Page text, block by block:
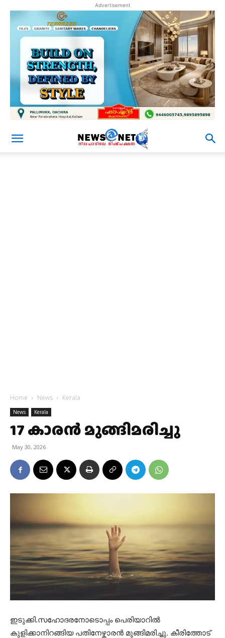
Advertisement
Home News Kerala
News Kerala
17 കാരൻ മുങ്ങിമരിച്ചു
May 30, 2026
ഇടുക്കി.സഹോദരനോടൊപ്പം പെരിയാറിൽ
കുളിക്കാനിറങ്ങിയ പതിനേഴ്കാരൻ മുങ്ങിമരിച്ചു. കീരിത്തോട്